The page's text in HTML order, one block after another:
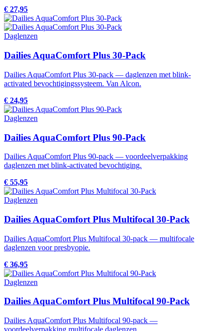
€ 27,95
Daglenzen
Dailies AquaComfort Plus 30-Pack
Dailies AquaComfort Plus 30-pack — daglenzen met blink-
activated bevochtigingssysteem. Van Alcon.
€ 24,95
Daglenzen
Dailies AquaComfort Plus 90-Pack
Dailies AquaComfort Plus 90-pack — voordeelverpakking
daglenzen met blink-activated bevochtiging.
€ 55,95
Daglenzen
Dailies AquaComfort Plus Multifocal 30-Pack
Dailies AquaComfort Plus Multifocal 30-pack — multifocale
daglenzen voor presbyopie.
€ 36,95
Daglenzen
Dailies AquaComfort Plus Multifocal 90-Pack
Dailies AquaComfort Plus Multifocal 90-pack —